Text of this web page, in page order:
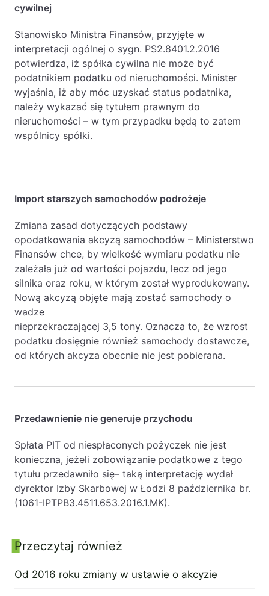
cywilnej
Stanowisko Ministra Finansów, przyjęte w
interpretacji ogólnej o sygn. PS2.8401.2.2016
potwierdza, iż spółka cywilna nie może być
podatnikiem podatku od nieruchomości. Minister
wyjaśnia, iż aby móc uzyskać status podatnika,
należy wykazać się tytułem prawnym do
nieruchomości – w tym przypadku będą to zatem
wspólnicy spółki.
Import starszych samochodów podrożeje
Zmiana zasad dotyczących podstawy
opodatkowania akcyzą samochodów – Ministerstwo
Finansów chce, by wielkość wymiaru podatku nie
zależała już od wartości pojazdu, lecz od jego
silnika oraz roku, w którym został wyprodukowany.
Nową akcyzą objęte mają zostać samochody o
wadze
nieprzekraczającej 3,5 tony. Oznacza to, że wzrost
podatku dosięgnie również samochody dostawcze,
od których akcyza obecnie nie jest pobierana.
Przedawnienie nie generuje przychodu
Spłata PIT od niespłaconych pożyczek nie jest
konieczna, jeżeli zobowiązanie podatkowe z tego
tytułu przedawniło się– taką interpretację wydał
dyrektor Izby Skarbowej w Łodzi 8 października br.
(1061-IPTPB3.4511.653.2016.1.MK).
Panel boczny
Przeczytaj również
Od 2016 roku zmiany w ustawie o akcyzie